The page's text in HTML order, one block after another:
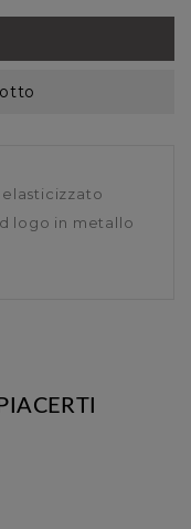
logo in metallo